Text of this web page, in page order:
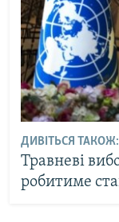
ДИВІТЬСЯ ТАКОЖ:
Травневі
робитиме